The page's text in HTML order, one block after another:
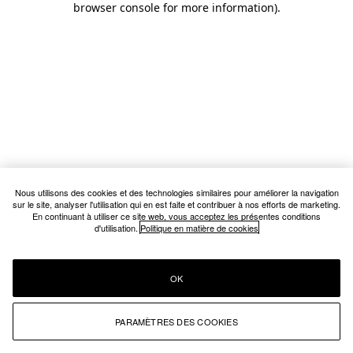
browser console for more information).
Nous utilisons des cookies et des technologies similaires pour améliorer la navigation
sur le site, analyser l'utilisation qui en est faite et contribuer à nos efforts de marketing.
En continuant à utiliser ce site web, vous acceptez les présentes conditions
d'utilisation. Politique en matière de cookies
PARAMÈTRES DES COOKIES
OK